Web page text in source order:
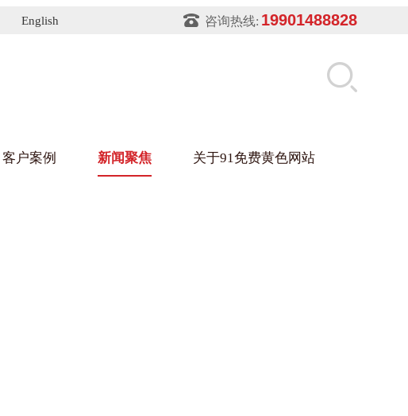
咨询热线: 19901488828
English
客户案例 新闻聚焦 关于91免费黄色网站